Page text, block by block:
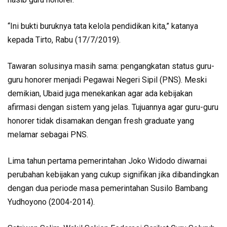
“Ini bukti buruknya tata kelola pendidikan kita,” katanya
kepada Tirto, Rabu (17/7/2019).
Tawaran solusinya masih sama: pengangkatan status guru-
guru honorer menjadi Pegawai Negeri Sipil (PNS). Meski
demikian, Ubaid juga menekankan agar ada kebijakan
afirmasi dengan sistem yang jelas. Tujuannya agar guru-guru
honorer tidak disamakan dengan fresh graduate yang
melamar sebagai PNS.
Lima tahun pertama pemerintahan Joko Widodo diwarnai
perubahan kebijakan yang cukup signifikan jika dibandingkan
dengan dua periode masa pemerintahan Susilo Bambang
Yudhoyono (2004-2014).